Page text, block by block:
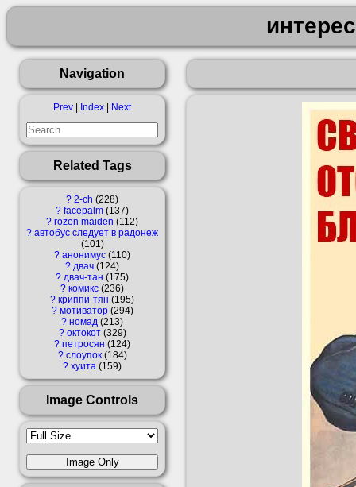
Navigation
Prev Index Next
Related Tags
? 2-ch 228
? facepalm 137
? rozen maiden
112
? автобус следует в радонеж
101
? анонимус 110
? двач 124
? двач-тан
175
? комикс 236
? криппи-тян
195
? мотиватор 294
? номад 213
? октокот 329
? петросян
124
? слоупок 184
? хуита 159
Image Controls